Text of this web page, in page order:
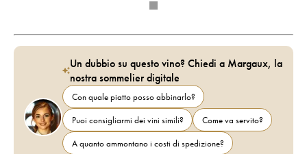
Un dubbio su questo vino? Chiedi a Margaux, la
nostra sommelier digitale
Con quale piatto posso abbinarlo?
Puoi consigliarmi dei vini simili?
Come va servito?
A quanto ammontano i costi di spedizione?